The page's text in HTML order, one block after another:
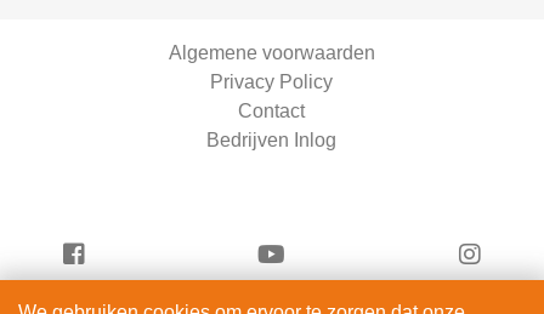
Algemene voorwaarden
Privacy Policy
Contact
Bedrijven Inlog